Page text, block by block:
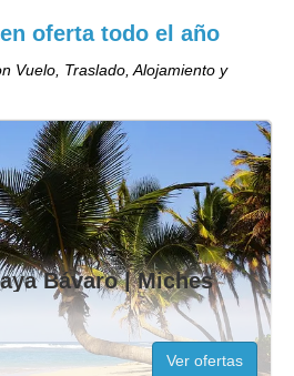
oferta todo el año
Vuelo, Traslado, Alojamiento y
Bávaro | Miches
Ver ofertas